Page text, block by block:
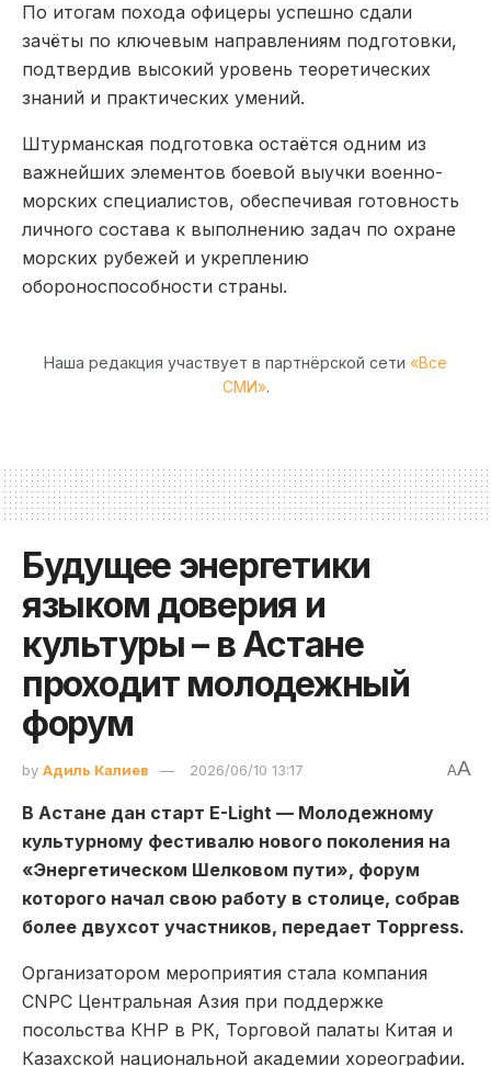
По итогам похода офицеры успешно сдали
зачёты по ключевым направлениям подготовки,
подтвердив высокий уровень теоретических
знаний и практических умений.
Штурманская подготовка остаётся одним из
важнейших элементов боевой выучки военно-
морских специалистов, обеспечивая готовность
личного состава к выполнению задач по охране
морских рубежей и укреплению
обороноспособности страны.
Наша редакция участвует в партнёрской сети «Все
СМИ».
Будущее энергетики
языком доверия и
культуры – в Астане
проходит молодежный
форум
by Адиль Калиев 2026/06/10 13:17 AA
В Астане дан старт E-Light — Молодежному
культурному фестивалю нового поколения на
«Энергетическом Шелковом пути», форум
которого начал свою работу в столице, собрав
более двухсот участников, передает Toppress.
Организатором мероприятия стала компания
CNPC Центральная Азия при поддержке
посольства КНР в РК, Торговой палаты Китая и
Казахской национальной академии хореографии.